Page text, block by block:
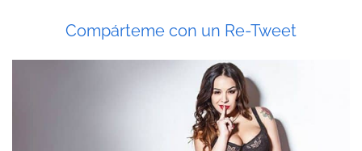
Compárteme con un Re-Tweet